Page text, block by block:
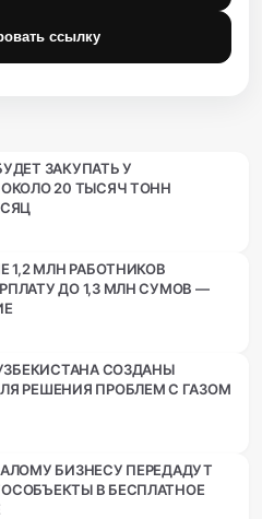
ссылку
ЗАКУПАТЬ У
20 ТЫСЯЧ ТОНН
1,2 МЛН РАБОТНИКОВ
ДО 1,3 МЛН СУМОВ —
СОЗДАНЫ
РЕШЕНИЯ ПРОБЛЕМ С ГАЗОМ
БИЗНЕСУ ПЕРЕДАДУТ
В БЕСПЛАТНОЕ